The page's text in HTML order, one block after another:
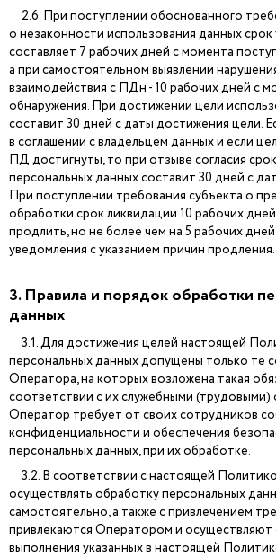
2.6. При поступлении обоснованного
о незаконности использования данных
составляет 7 рабочих дней с момента
а при самостоятельном выявлении
взаимодействия с ПДн - 10 рабочих дней с
обнаружения. При достижении цели
составит 30 дней с даты достижения цели.
в соглашении с владельцем данных и если
ПД достигнуты, то при отзыве согласия
персональных данных составит 30 дней с
При поступлении требования субъекта о
обработки срок ликвидации 10 рабочих
продлить, но не более чем на 5 рабочих
уведомления с указанием причин продления.
3. Правила и порядок обработки
данных
3.1. Для достижения целей настоящей
персональных данных допущены только те
Оператора, на которых возложена такая
соответствии с их служебными (трудовыми)
Оператор требует от своих сотрудников
конфиденциальности и обеспечения
персональных данных, при их обработке.
3.2. В соответствии с настоящей
осуществлять обработку персональных
самостоятельно, а также с привлечением
привлекаются Оператором и осуществляют
выполнения указанных в настоящей